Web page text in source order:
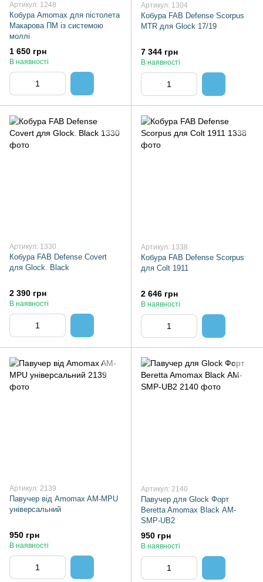
Артикул: 1248
Кобура Amomax для пістолета
Макарова ПМ із системою
моллі
1 650 грн
В наявності
Артикул: 1304
Кобура FAB Defense Scorpus
MTR для Glock 17/19
7 344 грн
В наявності
Артикул: 1330
Кобура FAB Defense Covert
для Glock. Black
2 390 грн
В наявності
Артикул: 1338
Кобура FAB Defense Scorpus
для Colt 1911
2 646 грн
В наявності
Артикул: 2139
Павучер від Amomax AM-MPU
універсальний
950 грн
В наявності
Артикул: 2140
Павучер для Glock Форт
Beretta Amomax Black AM-
SMP-UB2
950 грн
В наявності